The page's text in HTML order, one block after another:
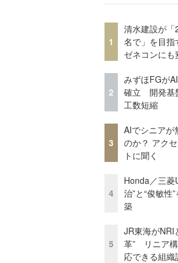
1
清水建設が「
名で」を目
ゼネコンにも
2
みずほFGが
確立 開発基
工数短縮
3
AIでシニアが
のか？ アク
トに聞く
4
Honda／三菱
治”と“俊敏性
築
5
JR東海がNRI
革” リニア構
応できる組織